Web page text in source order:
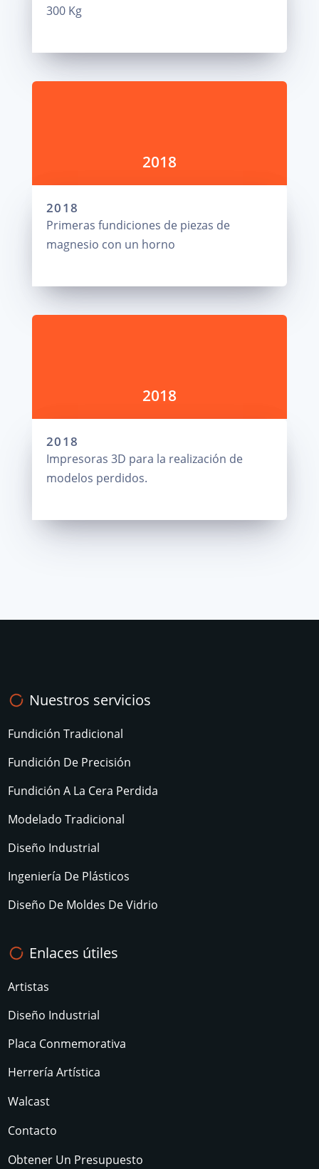
300 Kg
2018
2018
Primeras fundiciones de piezas de
magnesio con un horno
2018
2018
Impresoras 3D para la realización de
modelos perdidos.
Nuestros servicios
Fundición Tradicional
Fundición De Precisión
Fundición A La Cera Perdida
Modelado Tradicional
Diseño Industrial
Ingeniería De Plásticos
Diseño De Moldes De Vidrio
Enlaces útiles
Artistas
Diseño Industrial
Placa Conmemorativa
Herrería Artística
Walcast
Contacto
Obtener Un Presupuesto